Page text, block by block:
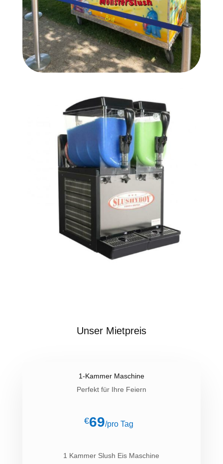
Unser Mietpreis
1-Kammer Maschine
Perfekt für Ihre Feiern
€69/pro Tag
1 Kammer Slush Eis Maschine